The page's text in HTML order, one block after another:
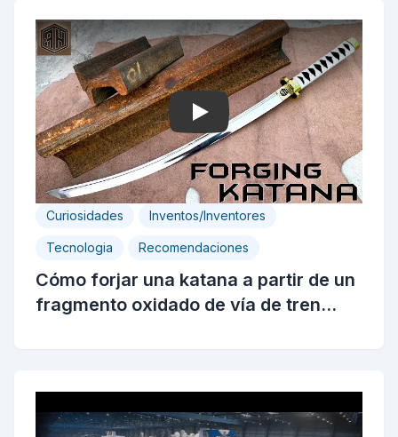
Play
Curiosidades Inventos/Inventores
Tecnologia Recomendaciones
Cómo forjar una katana a partir de un
fragmento oxidado de vía de tren...